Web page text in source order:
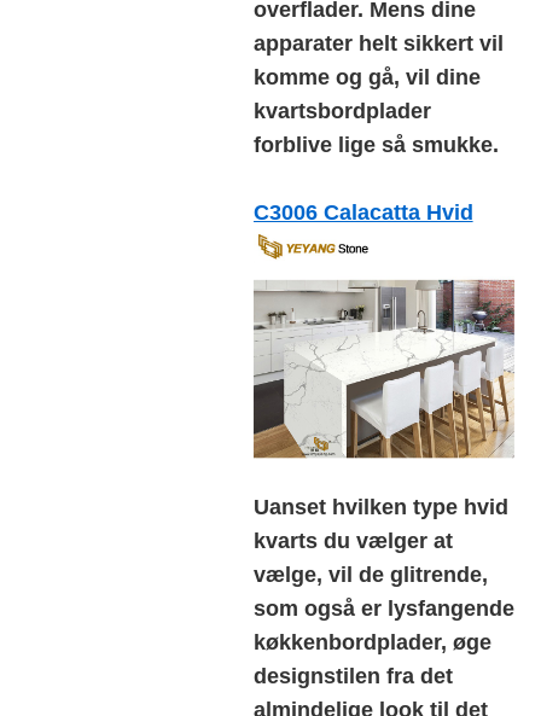
overflader. Mens dine
apparater helt sikkert vil
komme og gå, vil dine
kvartsbordplader
forblive lige så smukke.
C3006 Calacatta Hvid
Uanset hvilken type hvid
kvarts du vælger at
vælge, vil de glitrende,
som også er lysfangende
køkkenbordplader, øge
designstilen fra det
almindelige look til det